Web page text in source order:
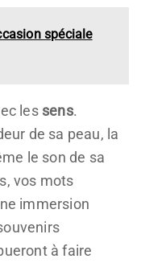
spéciale
les sens.
de sa peau, la
le son de sa
vos mots
immersion
à faire